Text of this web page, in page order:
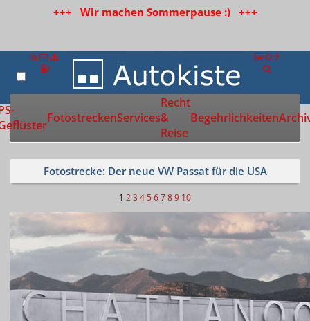
+++ Wir machen Sommerpause :) +++
Zur Startseite
FotostreckenServices
Recht
&
Reise
Begehrlichkeiten
Fotostrecke: Der neue VW Passat für die USA
1 23 4 56789 10